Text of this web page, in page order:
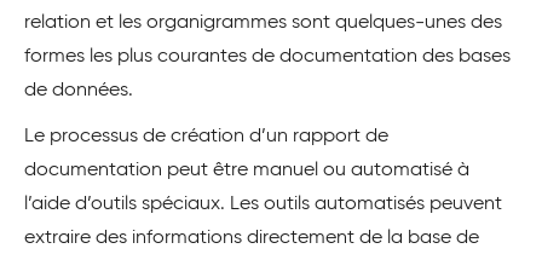
relation et les organigrammes sont quelques-unes des
formes les plus courantes de documentation des bases
de données.
Le processus de création d’un rapport de
documentation peut être manuel ou automatisé à
l’aide d’outils spéciaux. Les outils automatisés peuvent
extraire des informations directement de la base de